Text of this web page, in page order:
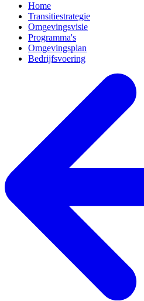
Hoofdnavigatie
(mobiel)
Home
Transitiestrategie
Omgevingsvisie
Programma's
Omgevingsplan
Bedrijfsvoering